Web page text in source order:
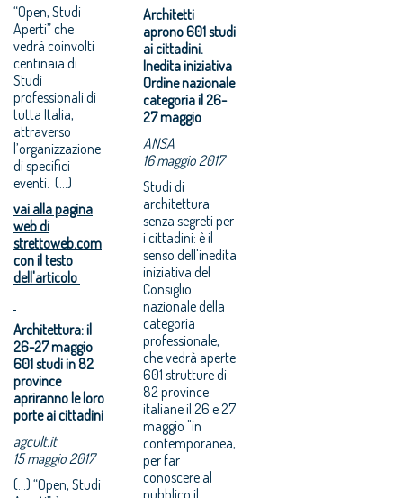
“Open, Studi
Aperti” che
vedrà coinvolti
centinaia di
Studi
professionali di
tutta Italia,
attraverso
l’organizzazione
di specifici
eventi. (...)
vai alla pagina
web di
strettoweb.com
con il testo
dell'articolo
Architettura: il
26-27 maggio
601 studi in 82
province
apriranno le loro
porte ai cittadini
agcult.it
15 maggio 2017
(...) “Open, Studi
Architetti
aprono 601 studi
ai cittadini.
Inedita iniziativa
Ordine nazionale
categoria il 26-
27 maggio
ANSA
16 maggio 2017
Studi di
architettura
senza segreti per
i cittadini: è il
senso dell'inedita
iniziativa del
Consiglio
nazionale della
categoria
professionale,
che vedrà aperte
601 strutture di
82 province
italiane il 26 e 27
maggio "in
contemporanea,
per far
conoscere al
pubblico il